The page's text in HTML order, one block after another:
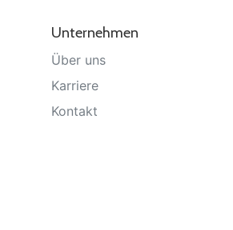
Unternehmen
Über uns
Karriere
Kontakt